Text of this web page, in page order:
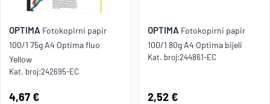
OPTIMA Fotokopirni papir
100/1 75g A4 Optima fluo
Yellow
Kat. broj:242695-EC
Cijena:
4,67 €
OPTIMA Fotokopirni papir
100/1 80g A4 Optima bijeli
Kat. broj:244861-EC
Cijena:
2,52 €